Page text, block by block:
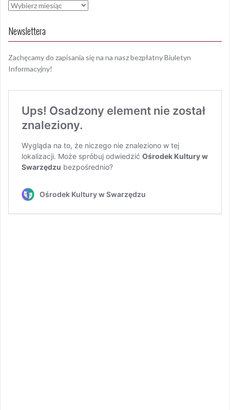
Archiwa
Newslettera
Zachęcamy do zapisania się na na nasz bezpłatny Biuletyn
Informacyjny!